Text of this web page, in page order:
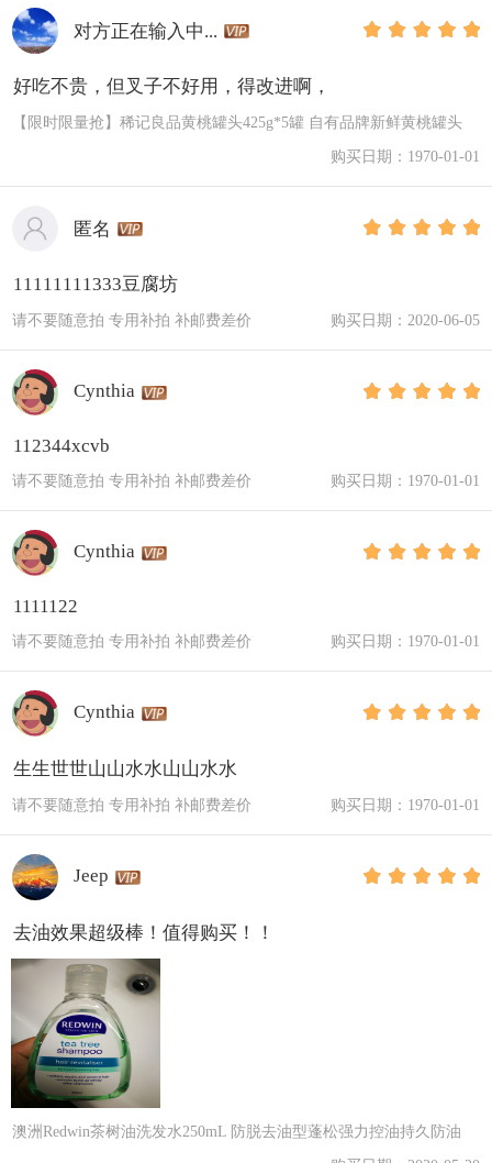
对方正在输入中...
好吃不贵，但叉子不好用，得改进啊，
【限时限量抢】稀记良品黄桃罐头425g*5罐 自有品牌新鲜黄桃罐头
购买日期：1970-01-01
匿名
11111111333豆腐坊
请不要随意拍 专用补拍 补邮费差价 购买日期：2020-06-05
Cynthia
112344xcvb
请不要随意拍 专用补拍 补邮费差价 购买日期：1970-01-01
Cynthia
1111122
请不要随意拍 专用补拍 补邮费差价 购买日期：1970-01-01
Cynthia
生生世世山山水水山山水水
请不要随意拍 专用补拍 补邮费差价 购买日期：1970-01-01
Jeep
去油效果超级棒！值得购买！！
澳洲Redwin茶树油洗发水250mL 防脱去油型蓬松强力控油持久防油